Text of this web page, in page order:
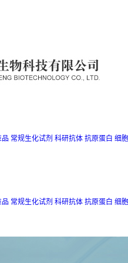
品 常规生化试剂 科研抗体 抗原蛋白 细胞
品 常规生化试剂 科研抗体 抗原蛋白 细胞